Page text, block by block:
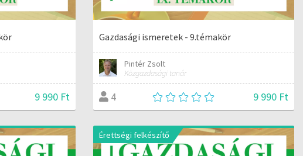
9 990 Ft
Gazdasági ismeretek - 9.témakör
Pintér Zsolt
Közgazdasági tanár
4 9 990 Ft
Érettségi felkészítő